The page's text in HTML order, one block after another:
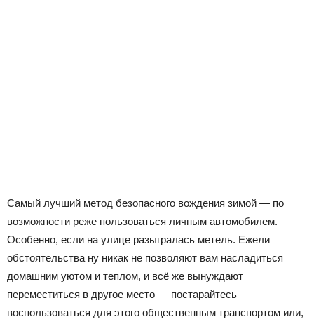
Самый лучший метод безопасного вождения зимой — по
возможности реже пользоваться личным автомобилем.
Особенно, если на улице разыгралась метель. Ежели
обстоятельства ну никак не позволяют вам насладиться
домашним уютом и теплом, и всё же вынуждают
переместиться в другое место — постарайтесь
воспользоваться для этого общественным транспортом или,